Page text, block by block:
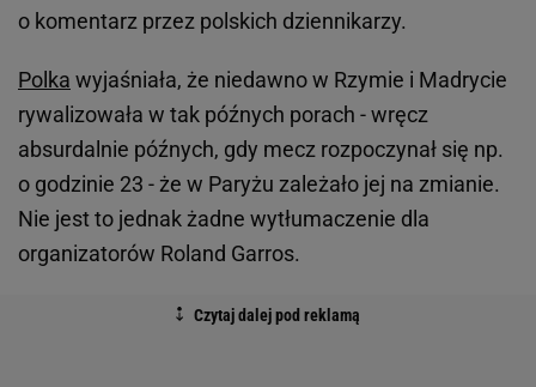
o komentarz przez polskich dziennikarzy.
Polka wyjaśniała, że niedawno w Rzymie i Madrycie
rywalizowała w tak późnych porach - wręcz
absurdalnie późnych, gdy mecz rozpoczynał się np.
o godzinie 23 - że w Paryżu zależało jej na zmianie.
Nie jest to jednak żadne wytłumaczenie dla
organizatorów Roland Garros.